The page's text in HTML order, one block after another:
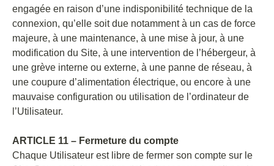
engagée en raison d’une indisponibilité technique de la
connexion, qu’elle soit due notamment à un cas de force
majeure, à une maintenance, à une mise à jour, à une
modification du Site, à une intervention de l’hébergeur, à
une grève interne ou externe, à une panne de réseau, à
une coupure d’alimentation électrique, ou encore à une
mauvaise configuration ou utilisation de l’ordinateur de
l’Utilisateur.
ARTICLE 11 – Fermeture du compte
Chaque Utilisateur est libre de fermer son compte sur le